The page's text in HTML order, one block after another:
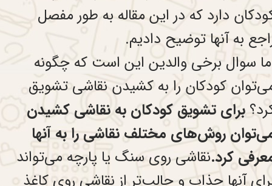
دارد که در این مقاله به طور مفصل
به آنها توضیح دادیم.
سوال برخی والدین این است که چگونه
کودکان را به کشیدن نقاشی تشویق
برای تشویق کودکان به نقاشی کشیدن
روش‌های مختلف نقاشی را به آنها
کرد.نقاشی روی سنگ یا پارچه می‌تواند
آنها جذاب و جالب‌تر از نقاشی روی کاغذ